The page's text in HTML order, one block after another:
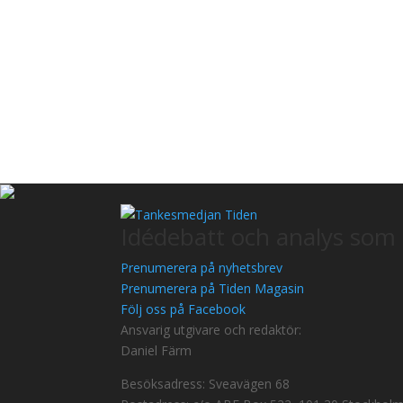
Prenumerera på nyhetsbrev
Prenumerera på Tiden Magasin
Följ oss på Facebook
Ansvarig utgivare och redaktör:
Daniel Färm
Besöksadress: Sveavägen 68